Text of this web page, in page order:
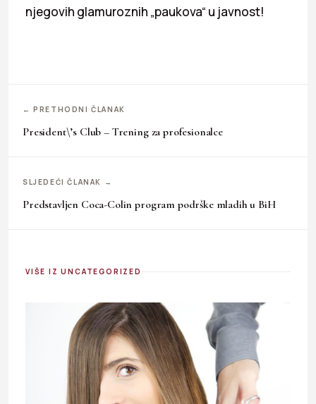
njegovih glamuroznih „paukova“ u javnost!
← PRETHODNI ČLANAK
President\’s Club – Trening za profesionalce
SLJEDEĆI ČLANAK →
Predstavljen Coca-Colin program podrške mladih u BiH
VIŠE IZ UNCATEGORIZED